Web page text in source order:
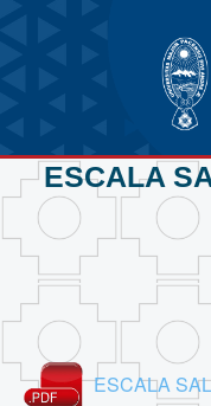
ESCALA
ESCALA